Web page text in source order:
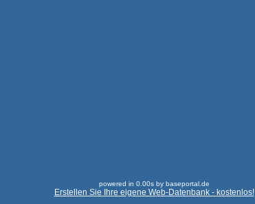
powered in 0.00s by baseportal.de
Erstellen Sie Ihre eigene Web-Datenbank - kostenlos!